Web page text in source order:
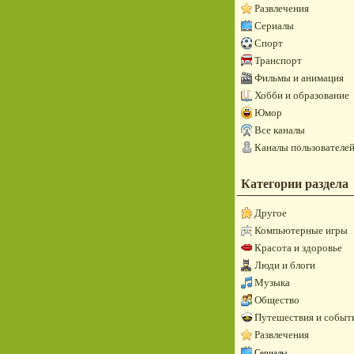
Развлечения
Сериалы
Спорт
Транспорт
Фильмы и анимация
Хобби и образование
Юмор
Все каналы
Каналы пользователей
Категории раздела
Другое
Компьютерные игры
Красота и здоровье
Люди и блоги
Музыка
Общество
Путешествия и
Развлечения